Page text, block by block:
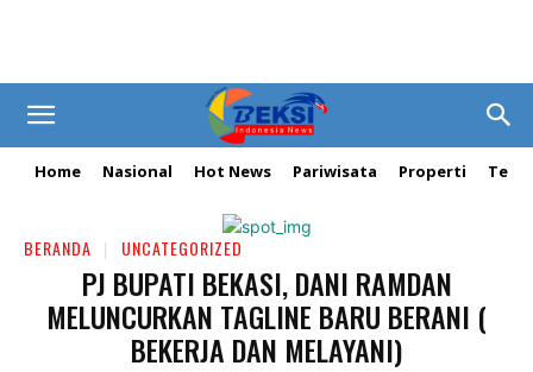
Home Nasional Hot News Pariwisata Properti
BERANDA UNCATEGORIZED
PJ BUPATI BEKASI, DANI RAMDAN
MELUNCURKAN TAGLINE BARU BERANI (
BEKERJA DAN MELAYANI)